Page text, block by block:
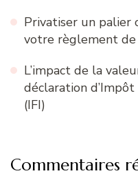
Privatiser un palier
votre règlement
L’impact de la
déclaration
(IFI)
Commentaires